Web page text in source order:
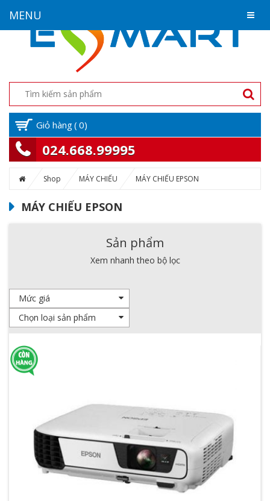
Giỏ hàng( 0)
024.668.99995
MENU
Shop MÁY CHIẾU MÁY CHIẾU EPSON
MÁY CHIẾU EPSON
Sản phẩm
Xem nhanh theo bộ lọc